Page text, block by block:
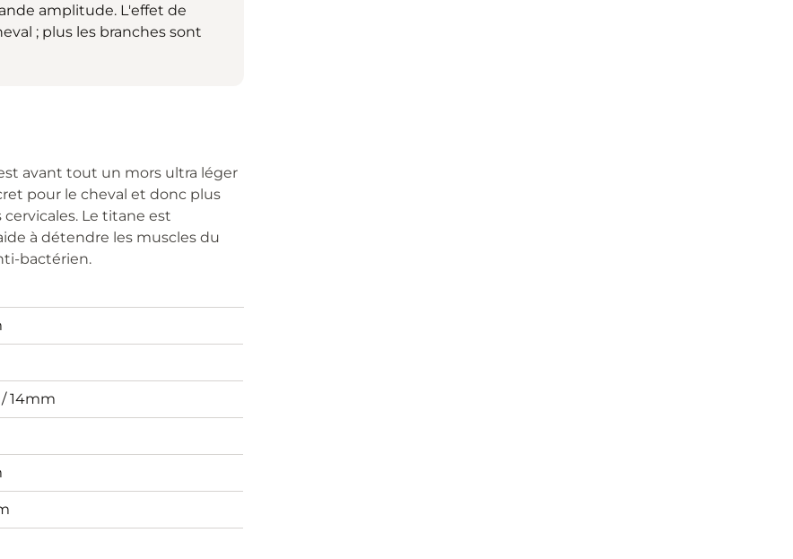
amplitude. L'effet de
; plus les branches sont
avant tout un mors ultra léger
pour le cheval et donc plus
Le titane est
à détendre les muscles du
bactérien.
14mm